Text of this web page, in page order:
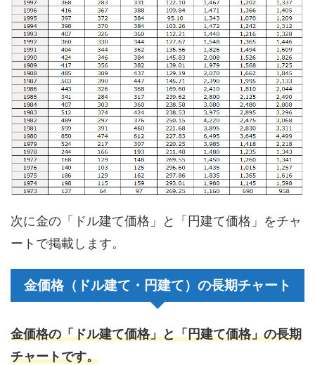
次に金の「ドル建て価格」と「円建て価格」をチャ
ートで掲載します。
金価格（ドル建て・円建て）の長期チャート
金価格の「ドル建て価格」と「円建て価格」の長期
チャートです。